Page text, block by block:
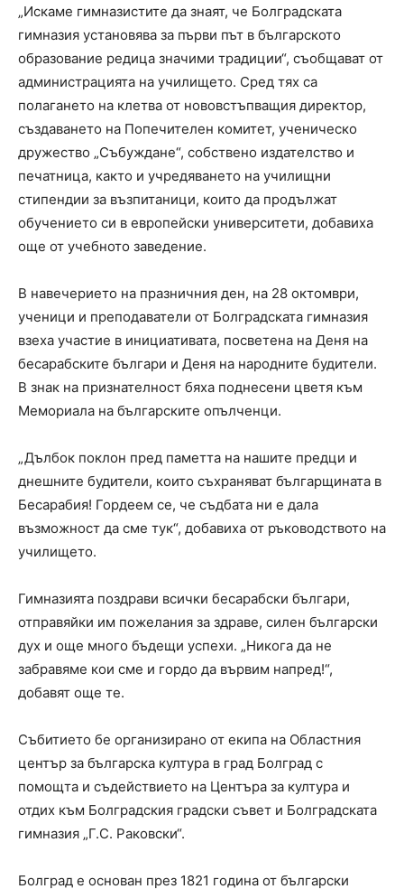
„Искаме гимназистите да знаят, че Болградската
гимназия установява за първи път в българското
образование редица значими традиции“, съобщават от
администрацията на училището. Сред тях са
полагането на клетва от нововстъпващия директор,
създаването на Попечителен комитет, ученическо
дружество „Събуждане“, собствено издателство и
печатница, както и учредяването на училищни
стипендии за възпитаници, които да продължат
обучението си в европейски университети, добавиха
още от учебното заведение.
В навечерието на празничния ден, на 28 октомври,
ученици и преподаватели от Болградската гимназия
взеха участие в инициативата, посветена на Деня на
бесарабските българи и Деня на народните будители.
В знак на признателност бяха поднесени цветя към
Мемориала на българските опълченци.
„Дълбок поклон пред паметта на нашите предци и
днешните будители, които съхраняват българщината в
Бесарабия! Гордеем се, че съдбата ни е дала
възможност да сме тук“, добавиха от ръководството на
училището.
Гимназията поздрави всички бесарабски българи,
отправяйки им пожелания за здраве, силен български
дух и още много бъдещи успехи. „Никога да не
забравяме кои сме и гордо да вървим напред!“,
добавят още те.
Събитието бе организирано от екипа на Областния
център за българска култура в град Болград с
помощта и съдействието на Центъра за култура и
отдих към Болградския градски съвет и Болградската
гимназия „Г.С. Раковски“.
Болград е основан през 1821 година от български